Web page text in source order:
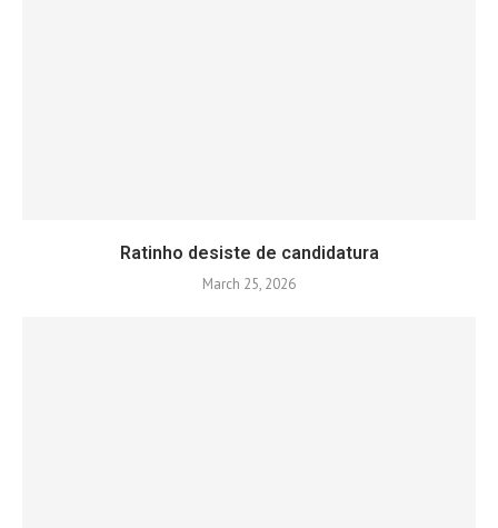
Ratinho desiste de candidatura
March 25, 2026